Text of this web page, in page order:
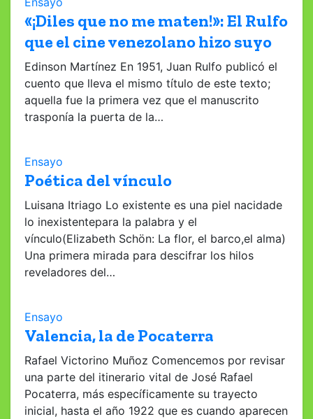
«¡Diles que no me maten!»: El Rulfo
que el cine venezolano hizo suyo
Edinson Martínez En 1951, Juan Rulfo publicó el
cuento que lleva el mismo título de este texto;
aquella fue la primera vez que el manuscrito
trasponía la puerta de la…
Ensayo
Poética del vínculo
Luisana Itriago Lo existente es una piel nacidade
lo inexistentepara la palabra y el
vínculo(Elizabeth Schön: La flor, el barco,el alma)
Una primera mirada para descifrar los hilos
reveladores del…
Ensayo
Valencia, la de Pocaterra
Rafael Victorino Muñoz Comencemos por revisar
una parte del itinerario vital de José Rafael
Pocaterra, más específicamente su trayecto
inicial, hasta el año 1922 que es cuando aparecen